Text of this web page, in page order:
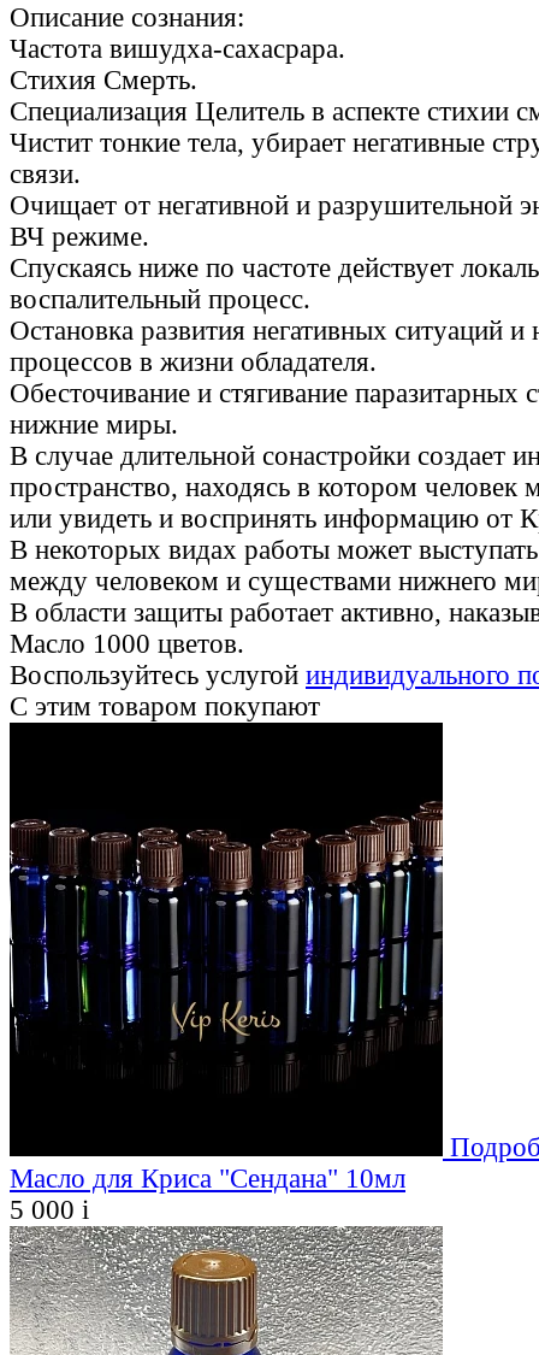
Описание сознания:
Частота вишудха-сахасрара.
Стихия Смерть.
Специализация Целитель в аспекте стихии
Чистит тонкие тела, убирает негативные
связи.
Очищает от негативной и разрушительной
ВЧ режиме.
Спускаясь ниже по частоте действует
воспалительный процесс.
Остановка развития негативных ситуаций и
процессов в жизни обладателя.
Обесточивание и стягивание паразитарных
нижние миры.
В случае длительной сонастройки создает
пространство, находясь в котором человек
или увидеть и воспринять информацию от
В некоторых видах работы может
между человеком и существами нижнего
В области защиты работает активно,
Масло 1000 цветов.
Воспользуйтесь услугой индивидуального
С этим товаром покупают
Масло для Криса "Сендана" 10мл
5 000 i